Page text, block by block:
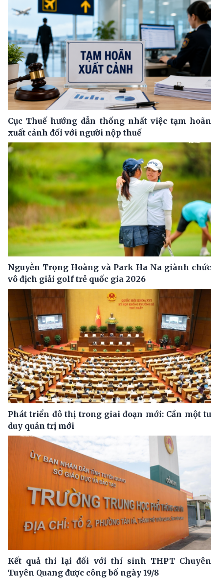
Cục Thuế hướng dẫn thống nhất việc tạm hoãn
xuất cảnh đối với người nộp thuế
Nguyễn Trọng Hoàng và Park Ha Na giành chức
vô địch giải golf trẻ quốc gia 2026
Phát triển đô thị trong giai đoạn mới: Cần một tư
duy quản trị mới
Kết quả thi lại đối với thí sinh THPT Chuyên
Tuyên Quang được công bố ngày 19/8